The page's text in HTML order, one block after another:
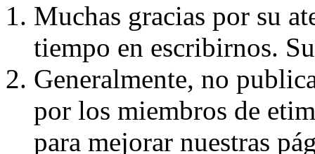
Muchas gracias por su
tiempo en escribirnos.
Generalmente, no
por los miembros de
para mejorar nuestras